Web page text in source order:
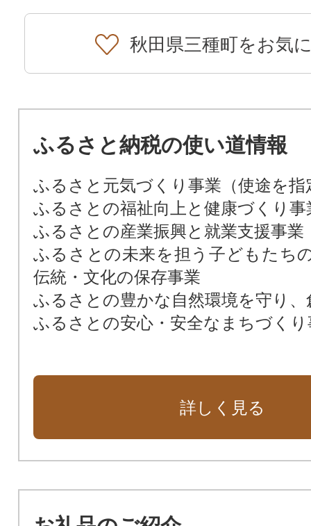
秋田県三種町をお気
ふるさと納税の使い道情報
ふるさと元気づくり事業（使途を指
ふるさとの福祉向上と健康づくり事
ふるさとの産業振興と就業支援事業
ふるさとの未来を担う子どもたち
伝統・文化の保存事業
ふるさとの豊かな自然環境を守り、
ふるさとの安心・安全なまちづくり
詳しく見る